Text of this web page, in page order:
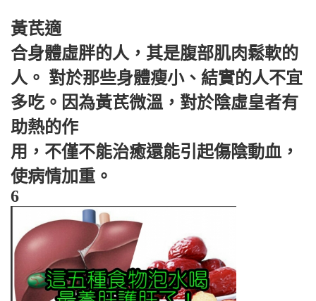
黃芪適
合身體虛胖的人，其是腹部肌肉鬆軟的
人。 對於那些身體瘦小、結實的人不宜
多吃。因為黃芪微溫，對於陰虛皇者有
助熱的作
用，不僅不能治癒還能引起傷陰動血，
使病情加重。
6